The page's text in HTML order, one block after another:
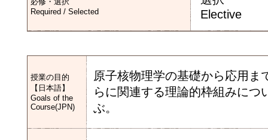
Required / Selected
Elective
授業の目的
【日本語】
Goals of the
Course(JPN)
原子核物理学の基礎から応用ま
らに関連する理論的枠組みに
ぶ。